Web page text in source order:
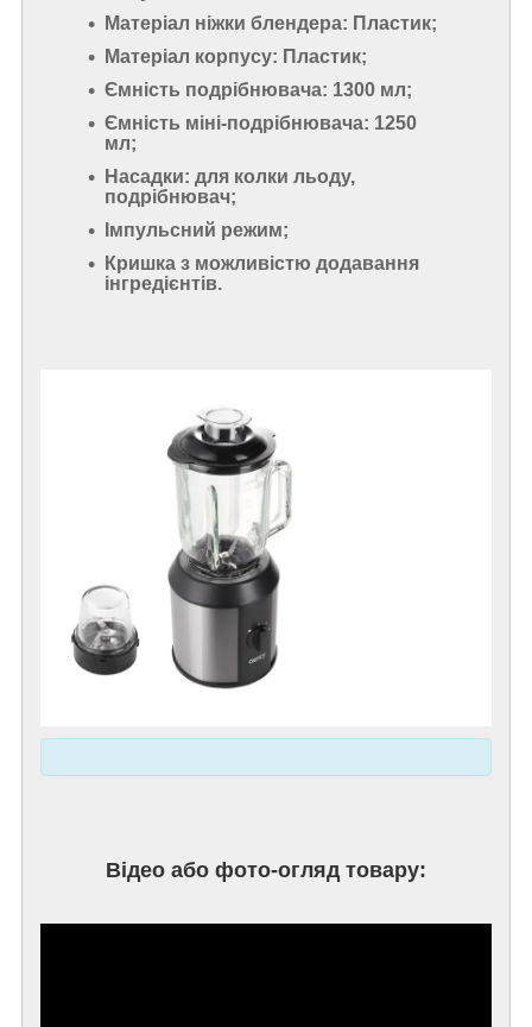
Матеріал ніжки блендера: Пластик;
Матеріал корпусу: Пластик;
Ємність подрібнювача: 1300 мл;
Ємність міні-подрібнювача: 1250
мл;
Насадки: для колки льоду,
подрібнювач;
Імпульсний режим;
Кришка з можливістю додавання
інгредієнтів.
Відео або фото-огляд товару: